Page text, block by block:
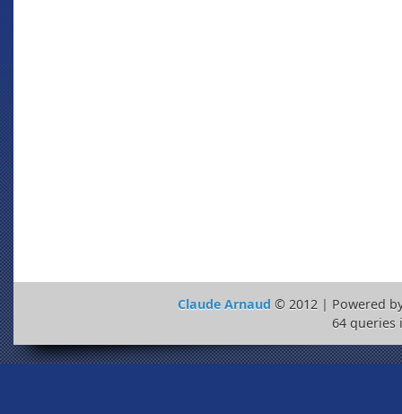
Claude Arnaud © 2012 | Powered
64 queries